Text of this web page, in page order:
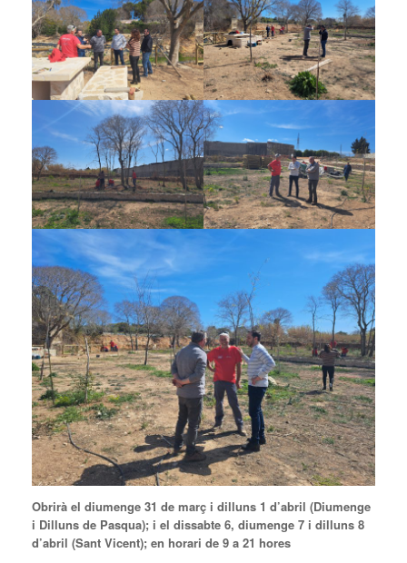
Obrirà el diumenge 31 de març i dilluns 1 d’abril (Diumenge
i Dilluns de Pasqua); i el dissabte 6, diumenge 7 i dilluns 8
d’abril (Sant Vicent); en horari de 9 a 21 hores